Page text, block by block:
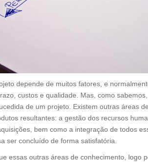
depende de muitos fatores, e
custos e qualidade. Mas, como
de um projeto. Existem outras áreas
resultantes: a gestão dos recursos
bem como a integração de todos
ser concluído de forma satisfatória.
essas outras áreas de conhecimento, logo